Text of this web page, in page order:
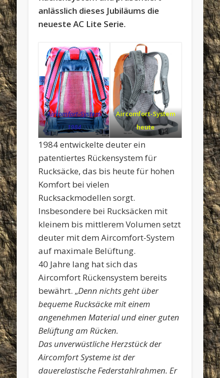
anlässlich dieses Jubiläums die
neueste AC Lite Serie.
Aircomfort-System
1984
Aircomfort-System
heute
1984 entwickelte deuter ein
patentiertes Rückensystem für
Rucksäcke, das bis heute für hohen
Komfort bei vielen
Rucksackmodellen sorgt.
Insbesondere bei Rucksäcken mit
kleinem bis mittlerem Volumen setzt
deuter mit dem Aircomfort-System
auf maximale Belüftung.
40 Jahre lang hat sich das
Aircomfort Rückensystem bereits
bewährt. „Denn nichts geht über
bequeme Rucksäcke mit einem
angenehmen Material und einer guten
Belüftung am Rücken.
Das unverwüstliche Herzstück der
Aircomfort Systeme ist der
dauerelastische Federstahlrahmen. Er